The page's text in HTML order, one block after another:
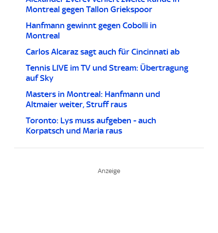
Montreal gegen Tallon Griekspoor
Hanfmann gewinnt gegen Cobolli in
Montreal
Carlos Alcaraz sagt auch für Cincinnati ab
Tennis LIVE im TV und Stream: Übertragung
auf Sky
Masters in Montreal: Hanfmann und
Altmaier weiter, Struff raus
Toronto: Lys muss aufgeben - auch
Korpatsch und Maria raus